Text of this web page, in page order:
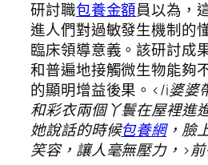
研討職包養金額員以為，
進人們對過敏發生機制的
臨床領導意義。該研討成
和普遍地接觸微生物能夠
的顯明增益後果。 </i婆婆
和彩衣兩個丫鬟在屋裡進
她說話的時候包養網，臉
笑容，讓人毫無壓力，>